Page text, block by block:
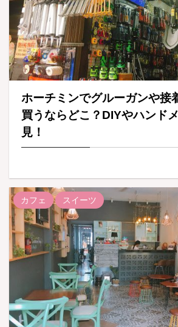
ホーチミンでグルーガンや接
買うならどこ？DIYやハンド
見！
カフェ スイーツ